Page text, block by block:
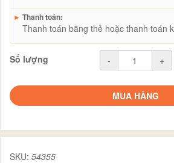
► Thanh toán:
Thanh toán bằng thẻ hoặc thanh toán
Số lượng - +
MUA HÀNG
SKU: 54355